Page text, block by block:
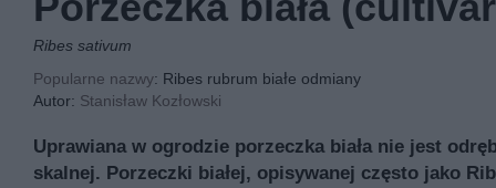
Ribes sativum
Popularne nazwy: Ribes rubrum białe odmiany
Autor: Stanisław Kozłowski
Uprawiana w ogrodzie porzeczka biała nie jest
skalnej. Porzeczki białej, opisywanej często jako